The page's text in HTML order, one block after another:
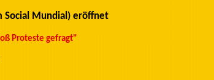
Social Mundial) eröffnet
Proteste gefragt"